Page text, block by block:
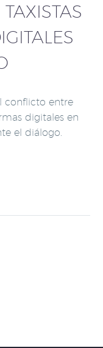
conflicto entre
digitales en
el diálogo.